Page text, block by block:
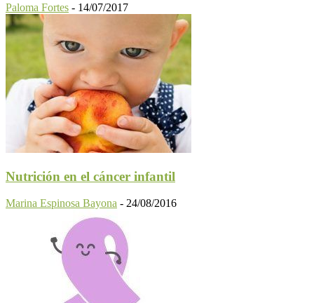
Paloma Fortes - 14/07/2017
Nutrición en el cáncer infantil
Marina Espinosa Bayona - 24/08/2016